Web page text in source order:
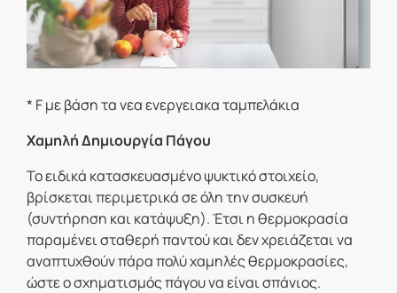
* F με βάση τα νεα ενεργειακα ταμπελάκια
Χαμηλή Δημιουργία Πάγου
Το ειδικά κατασκευασμένο ψυκτικό στοιχείο,
βρίσκεται περιμετρικά σε όλη την συσκευή
(συντήρηση και κατάψυξη). Έτσι η θερμοκρασία
παραμένει σταθερή παντού και δεν χρειάζεται να
αναπτυχθούν πάρα πολύ χαμηλές θερμοκρασίες,
ώστε ο σχηματισμός πάγου να είναι σπάνιος.